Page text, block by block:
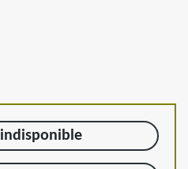
indisponible